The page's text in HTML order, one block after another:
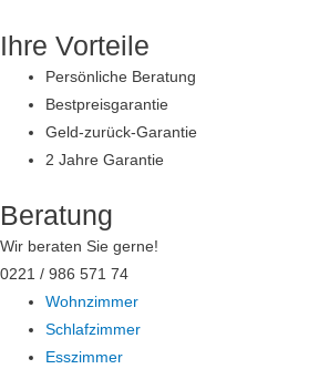
Inhalt
springen
Ihre Vorteile
Persönliche Beratung
Bestpreisgarantie
Geld-zurück-Garantie
2 Jahre Garantie
Beratung
Wir beraten Sie gerne!
0221 / 986 571 74
Wohnzimmer
Schlafzimmer
Esszimmer